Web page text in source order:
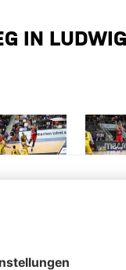
IN
in voller Größe
Zeige